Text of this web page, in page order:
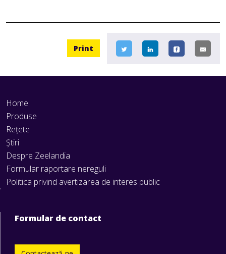
Print
Home
Produse
Rețete
Știri
Despre Zeelandia
Formular raportare nereguli
Politica privind avertizarea de interes public
Formular de contact